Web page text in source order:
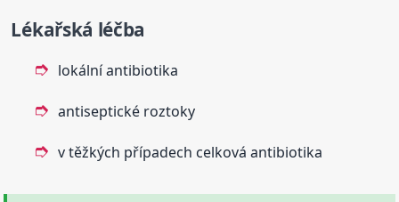
Lékařská léčba
lokální antibiotika
antiseptické roztoky
v těžkých případech celková antibiotika